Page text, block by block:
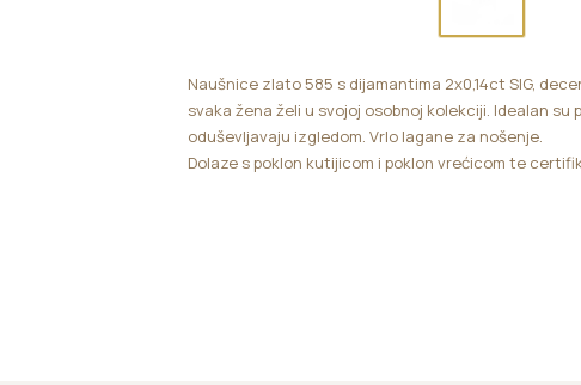
Naušnice zlato 585 s dijamantima 2x0,14ct SIG,
svaka žena želi u svojoj osobnoj kolekciji. Idealan su
oduševljavaju izgledom. Vrlo lagane za nošenje.
Dolaze s poklon kutijicom i poklon vrećicom te